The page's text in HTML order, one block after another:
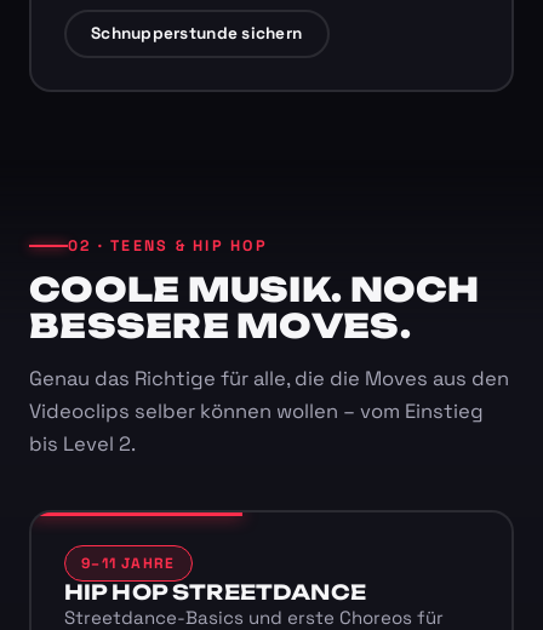
Schnupperstunde sichern
02 · TEENS & HIP HOP
COOLE MUSIK. NOCH
BESSERE MOVES.
Genau das Richtige für alle, die die Moves aus den
Videoclips selber können wollen – vom Einstieg
bis Level 2.
9–11 JAHRE
HIP HOP STREETDANCE
Streetdance-Basics und erste Choreos für